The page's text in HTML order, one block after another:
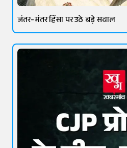
जंतर-मंतर हिंसा पर उठे बड़े सवाल